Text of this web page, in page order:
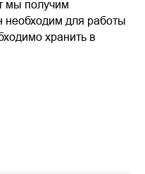
мы получим
необходим для работы
хранить в